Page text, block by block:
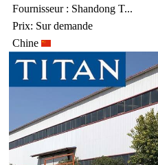
Fournisseur : Shandong T...
Prix: Sur demande
Chine